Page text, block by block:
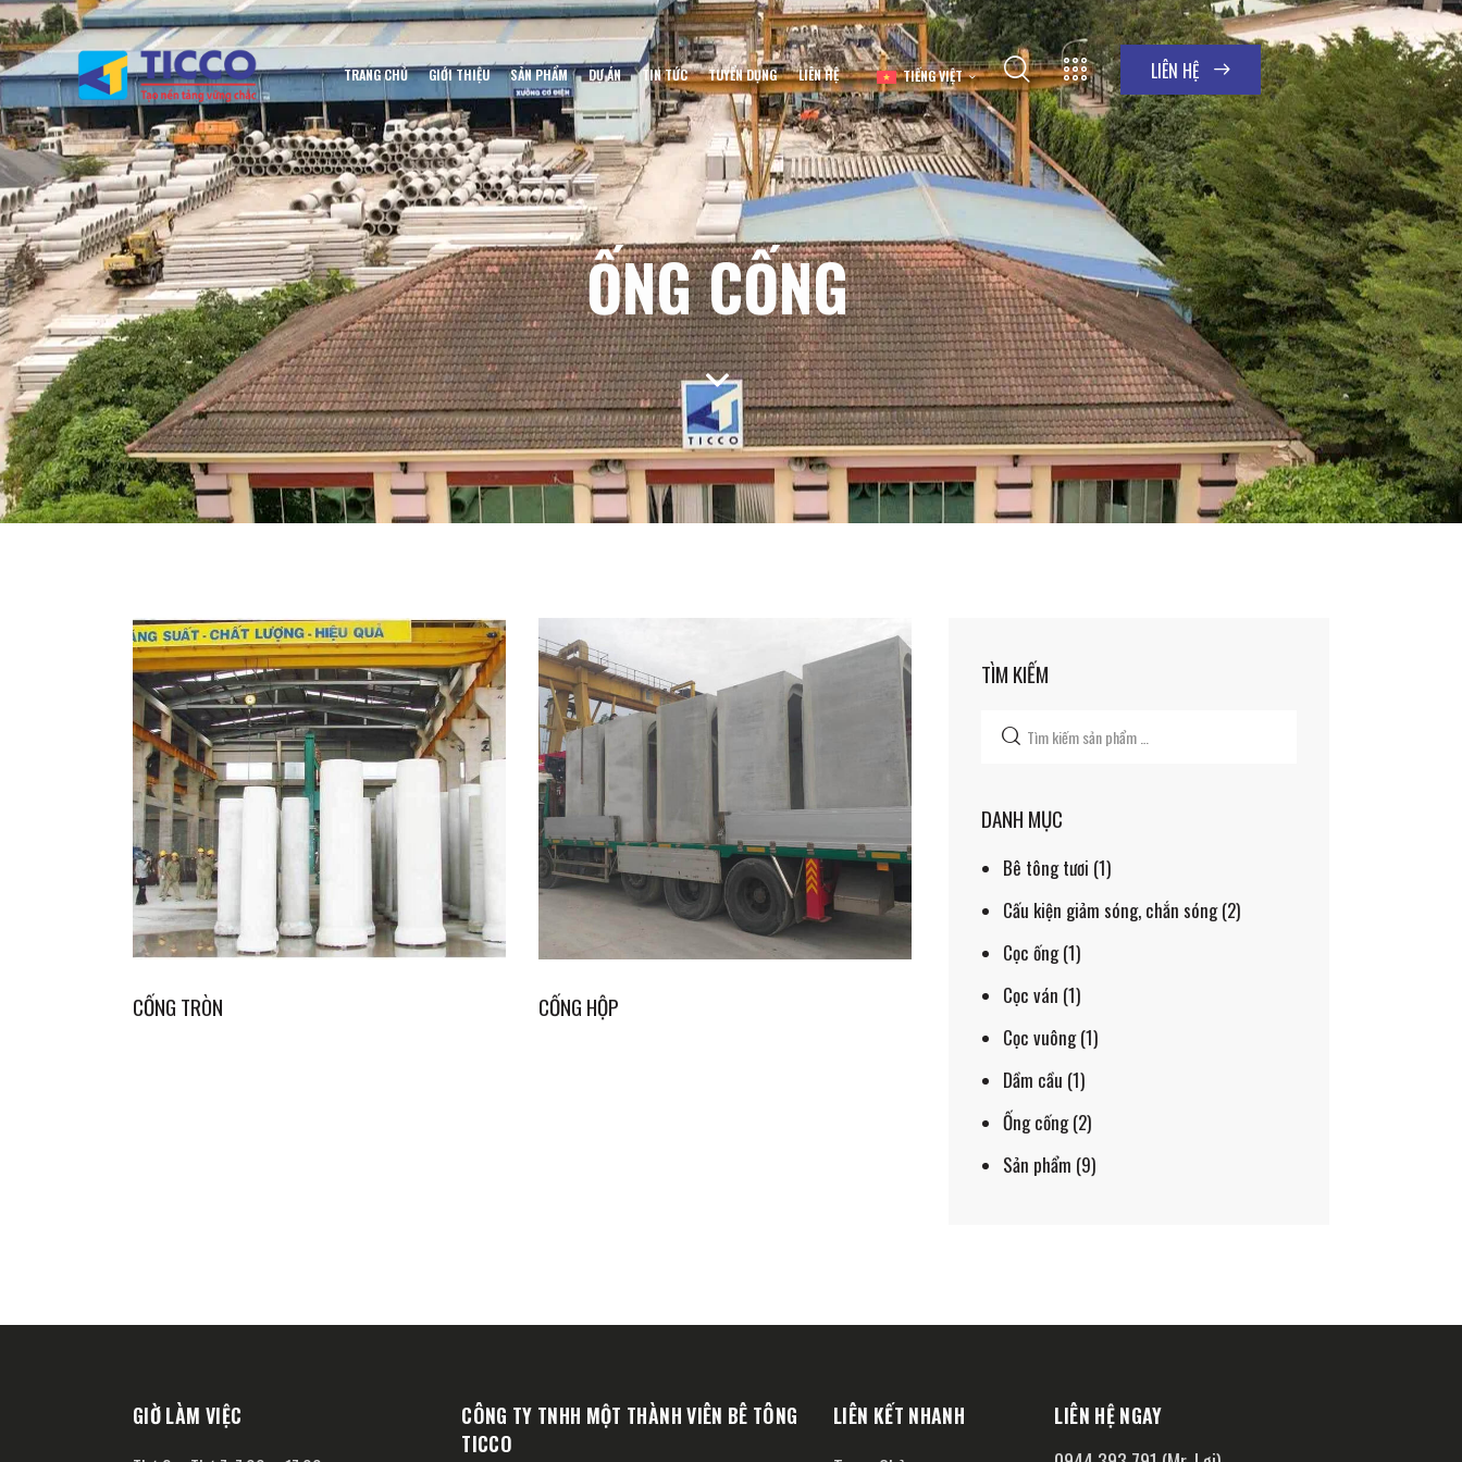
TRANG CHỦ GIỚI THIỆU SẢN PHẨM DỰ ÁN TIN TỨC TUYỂN DỤNG LIÊN HỆ TIẾNG VIỆT LIÊN HỆ
ỐNG CỐNG
CỐNG TRÒN CỐNG HỘP
TÌM KIẾM
TÌM KIẾM
DANH MỤC
Bê tông tươi (1)
Cấu kiện giảm sóng, chắn sóng (2)
Cọc ống (1)
Cọc ván (1)
Cọc vuông (1)
Dầm cầu (1)
Ống cống (2)
Sản phẩm (9)
GIỜ LÀM VIỆC
CÔNG TY TNHH MỘT THÀNH VIÊN BÊ TÔNG
TICCO
LIÊN KẾT NHANH
LIÊN HỆ NGAY